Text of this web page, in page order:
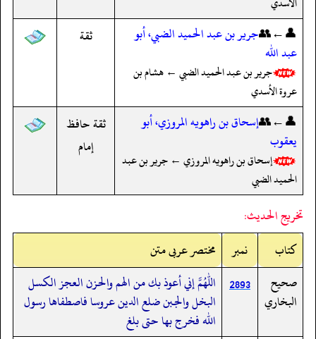
👤←👥جرير بن عبد الحميد الضبي، أبو
عبد الله
جرير بن عبد الحميد الضبي ← هشام بن
عروة الأسدي
ثقة
👤←👥إسحاق بن راهويه المروزي، أبو
يعقوب
إسحاق بن راهويه المروزي ← جرير بن عبد
الحميد الضبي
ثقة حافظ
إمام
تخريج الحديث:
کتاب
نمبر
مختصر عربی متن
صحيح
البخاري
2893
اللهم إني أعوذ بك من الهم والحزن العجز الكسل
البخل والجبن ضلع الدين عروسا فاصطفاها رسول
الله فخرج بها حتى بلغ